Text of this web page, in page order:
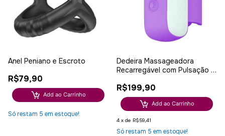
Anel Peniano e Escroto
R$79,90
Add ao Carrinho
Só restam 5 em estoque!
Dedeira Massageadora
Recarregável com Pulsação e
R$199,90
Add ao Carrinho
4 x de R$59,41
Só restam 5 em estoque!